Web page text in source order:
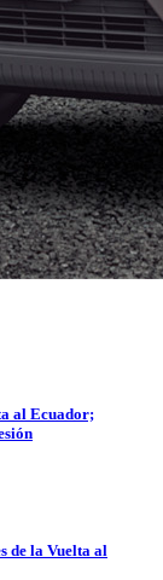
al Ecuador;
de la Vuelta al